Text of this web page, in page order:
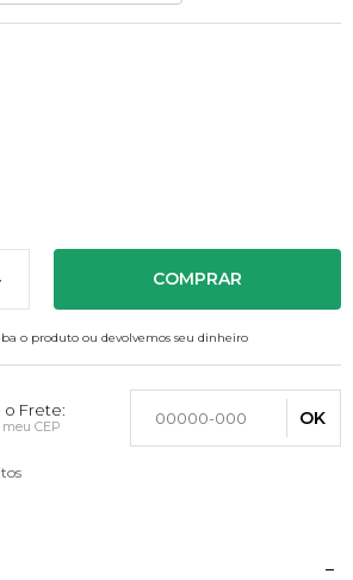
COMPRAR
o produto ou devolvemos seu dinheiro
o Frete:
CEP OK